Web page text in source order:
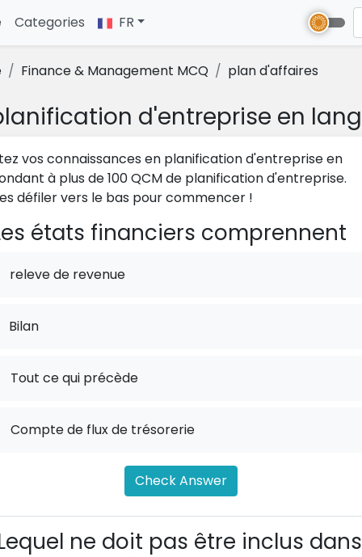
(current)
Categories FR
Finance & Management MCQ plan d'affaires
d'entreprise en
vos connaissances en planification d'entreprise en
à plus de 100 QCM de planification d'entreprise.
défiler vers le bas pour commencer !
états financiers comprennent
releve de revenue
Bilan
Tout ce qui précède
Compte de flux de trésorerie
Check Answer
ne doit pas être inclus dans